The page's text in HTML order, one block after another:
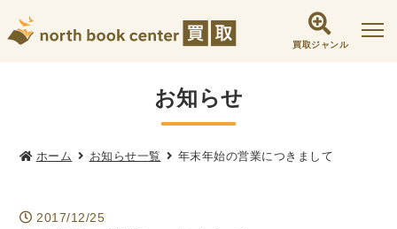
買取ジャンル
社会学書・人文書籍関係
哲学書・心理学・思想書
他哲学書 倫理学・道徳 宗教書
心理学
お知らせ
ホーム お知らせ一覧 年末年始の営業につきまして
2017/12/25